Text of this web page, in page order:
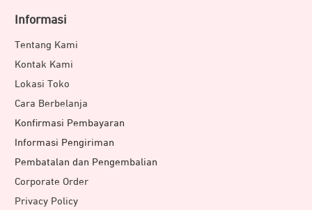
Informasi
Tentang Kami
Kontak Kami
Lokasi Toko
Cara Berbelanja
Konfirmasi Pembayaran
Informasi Pengiriman
Pembatalan dan Pengembalian
Corporate Order
Privacy Policy